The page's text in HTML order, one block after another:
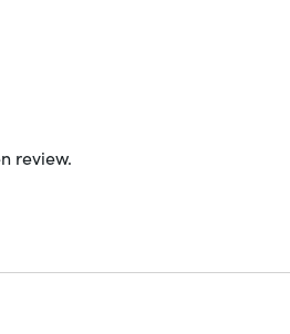
review.